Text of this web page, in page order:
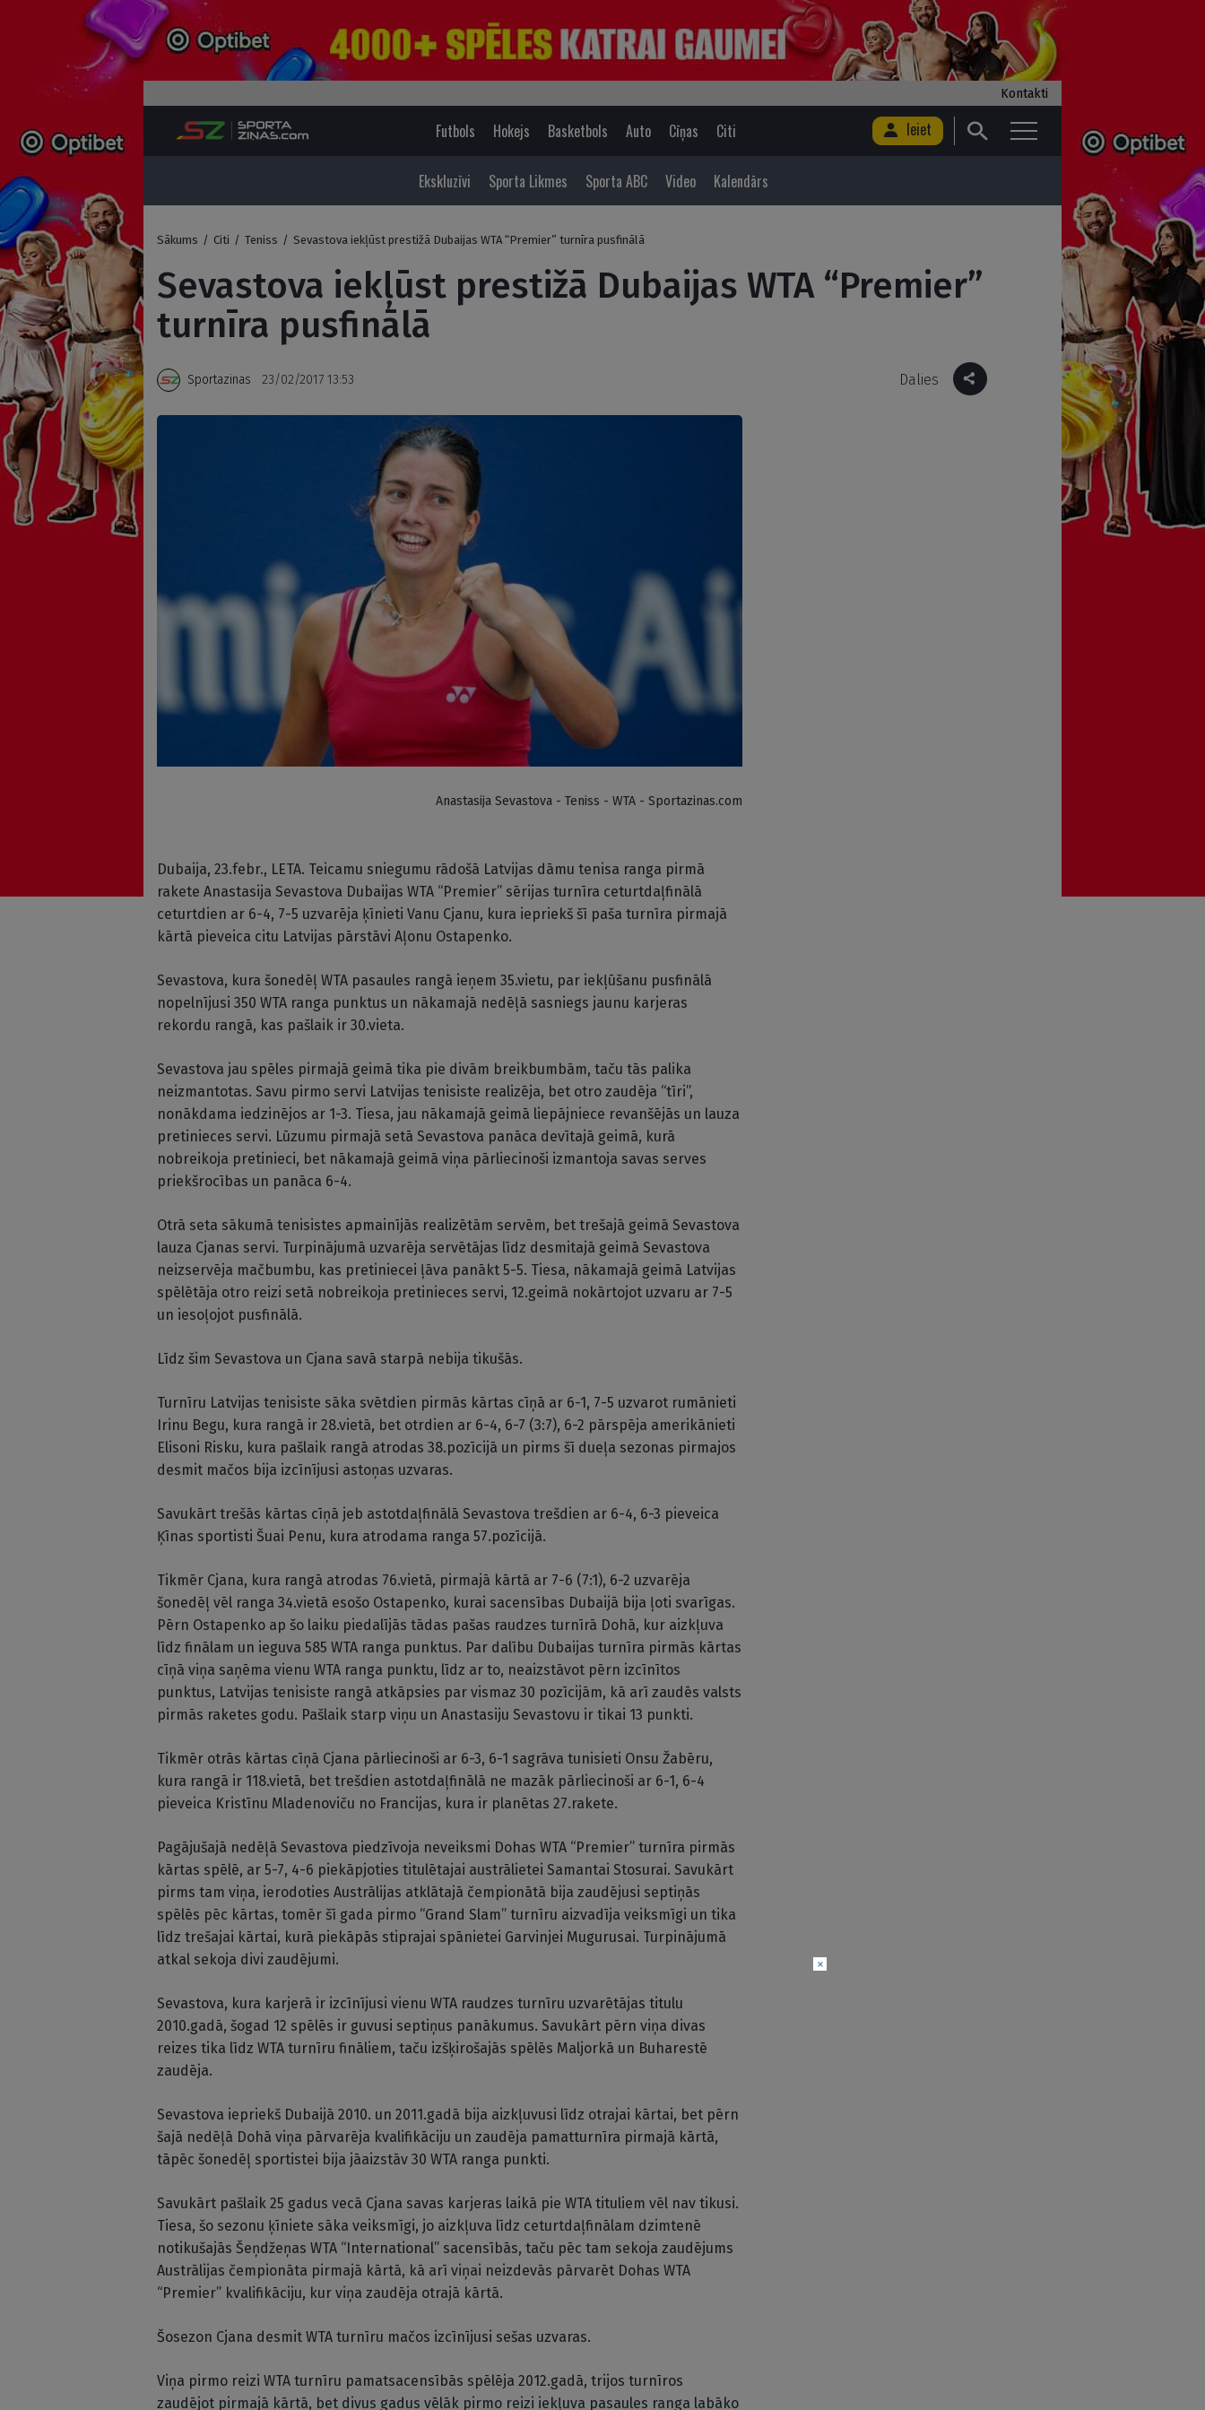
Kontakti
Futbols Hokejs Basketbols Auto Cīņas Citi Ieiet
Ekskluzīvi Sporta Likmes Sporta ABC Video Kalendārs
Sākums / Citi / Teniss / Sevastova iekļūst prestižā Dubaijas WTA “Premier” turnīra pusfinālā
Sevastova iekļūst prestižā Dubaijas WTA “Premier”
turnīra pusfinālā
Sportazinas 23/02/2017 13:53 Dalies
Anastasija Sevastova - Teniss - WTA - Sportazinas.com
Dubaija, 23.febr., LETA. Teicamu sniegumu rādošā Latvijas dāmu tenisa ranga pirmā
rakete Anastasija Sevastova Dubaijas WTA “Premier” sērijas turnīra ceturtdaļfinālā
ceturtdien ar 6-4, 7-5 uzvarēja ķīnieti Vanu Cjanu, kura iepriekš šī paša turnīra pirmajā
kārtā pieveica citu Latvijas pārstāvi Aļonu Ostapenko.
Sevastova, kura šonedēļ WTA pasaules rangā ieņem 35.vietu, par iekļūšanu pusfinālā
nopelnījusi 350 WTA ranga punktus un nākamajā nedēļā sasniegs jaunu karjeras
rekordu rangā, kas pašlaik ir 30.vieta.
Sevastova jau spēles pirmajā geimā tika pie divām breikbumbām, taču tās palika
neizmantotas. Savu pirmo servi Latvijas tenisiste realizēja, bet otro zaudēja “tīri”,
nonākdama iedzinējos ar 1-3. Tiesa, jau nākamajā geimā liepājniece revanšējās un lauza
pretinieces servi. Lūzumu pirmajā setā Sevastova panāca devītajā geimā, kurā
nobreikoja pretinieci, bet nākamajā geimā viņa pārliecinoši izmantoja savas serves
priekšrocības un panāca 6-4.
Otrā seta sākumā tenisistes apmainījās realizētām servēm, bet trešajā geimā Sevastova
lauza Cjanas servi. Turpinājumā uzvarēja servētājas līdz desmitajā geimā Sevastova
neizservēja mačbumbu, kas pretiniecei ļāva panākt 5-5. Tiesa, nākamajā geimā Latvijas
spēlētāja otro reizi setā nobreikoja pretinieces servi, 12.geimā nokārtojot uzvaru ar 7-5
un iesoļojot pusfinālā.
Līdz šim Sevastova un Cjana savā starpā nebija tikušās.
Turnīru Latvijas tenisiste sāka svētdien pirmās kārtas cīņā ar 6-1, 7-5 uzvarot rumānieti
Irinu Begu, kura rangā ir 28.vietā, bet otrdien ar 6-4, 6-7 (3:7), 6-2 pārspēja amerikānieti
Elisoni Risku, kura pašlaik rangā atrodas 38.pozīcijā un pirms šī dueļa sezonas pirmajos
desmit mačos bija izcīnījusi astoņas uzvaras.
Savukārt trešās kārtas cīņā jeb astotdaļfinālā Sevastova trešdien ar 6-4, 6-3 pieveica
Ķīnas sportisti Šuai Penu, kura atrodama ranga 57.pozīcijā.
Tikmēr Cjana, kura rangā atrodas 76.vietā, pirmajā kārtā ar 7-6 (7:1), 6-2 uzvarēja
šonedēļ vēl ranga 34.vietā esošo Ostapenko, kurai sacensības Dubaijā bija ļoti svarīgas.
Pērn Ostapenko ap šo laiku piedalījās tādas pašas raudzes turnīrā Dohā, kur aizkļuva
līdz finālam un ieguva 585 WTA ranga punktus. Par dalību Dubaijas turnīra pirmās kārtas
cīņā viņa saņēma vienu WTA ranga punktu, līdz ar to, neaizstāvot pērn izcīnītos
punktus, Latvijas tenisiste rangā atkāpsies par vismaz 30 pozīcijām, kā arī zaudēs valsts
pirmās raketes godu. Pašlaik starp viņu un Anastasiju Sevastovu ir tikai 13 punkti.
Tikmēr otrās kārtas cīņā Cjana pārliecinoši ar 6-3, 6-1 sagrāva tunisieti Onsu Žabēru,
kura rangā ir 118.vietā, bet trešdien astotdaļfinālā ne mazāk pārliecinoši ar 6-1, 6-4
pieveica Kristīnu Mladenoviču no Francijas, kura ir planētas 27.rakete.
Pagājušajā nedēļā Sevastova piedzīvoja neveiksmi Dohas WTA “Premier” turnīra pirmās
kārtas spēlē, ar 5-7, 4-6 piekāpjoties titulētajai austrālietei Samantai Stosurai. Savukārt
pirms tam viņa, ierodoties Austrālijas atklātajā čempionātā bija zaudējusi septiņās
spēlēs pēc kārtas, tomēr šī gada pirmo “Grand Slam” turnīru aizvadīja veiksmīgi un tika
līdz trešajai kārtai, kurā piekāpās stiprajai spānietei Garvinjei Mugurusai. Turpinājumā
atkal sekoja divi zaudējumi.
Sevastova, kura karjerā ir izcīnījusi vienu WTA raudzes turnīru uzvarētājas titulu
2010.gadā, šogad 12 spēlēs ir guvusi septiņus panākumus. Savukārt pērn viņa divas
reizes tika līdz WTA turnīru fināliem, taču izšķirošajās spēlēs Maljorkā un Buharestē
zaudēja.
Sevastova iepriekš Dubaijā 2010. un 2011.gadā bija aizkļuvusi līdz otrajai kārtai, bet pērn
šajā nedēļā Dohā viņa pārvarēja kvalifikāciju un zaudēja pamatturnīra pirmajā kārtā,
tāpēc šonedēļ sportistei bija jāaizstāv 30 WTA ranga punkti.
Savukārt pašlaik 25 gadus vecā Cjana savas karjeras laikā pie WTA tituliem vēl nav tikusi.
Tiesa, šo sezonu ķīniete sāka veiksmīgi, jo aizkļuva līdz ceturtdaļfinālam dzimtenē
notikušajās Šeņdžeņas WTA “International” sacensībās, taču pēc tam sekoja zaudējums
Austrālijas čempionāta pirmajā kārtā, kā arī viņai neizdevās pārvarēt Dohas WTA
“Premier” kvalifikāciju, kur viņa zaudēja otrajā kārtā.
Šosezon Cjana desmit WTA turnīru mačos izcīnījusi sešas uzvaras.
Viņa pirmo reizi WTA turnīru pamatsacensībās spēlēja 2012.gadā, trijos turnīros
zaudējot pirmajā kārtā, bet divus gadus vēlāk pirmo reizi iekļuva pasaules ranga labāko